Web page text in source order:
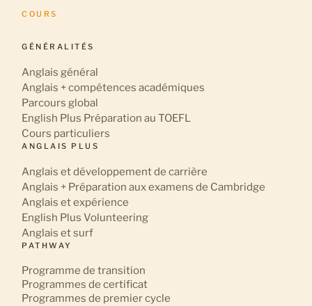
COURS
GÉNÉRALITÉS
Anglais général
Anglais + compétences académiques
Parcours global
English Plus Préparation au TOEFL
Cours particuliers
ANGLAIS PLUS
Anglais et développement de carrière
Anglais + Préparation aux examens de Cambridge
Anglais et expérience
English Plus Volunteering
Anglais et surf
PATHWAY
Programme de transition
Programmes de certificat
Programmes de premier cycle